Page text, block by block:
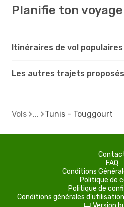
Planifie ton voyage
Itinéraires de vol populaires
Les autres trajets proposés
Vols Tunis - Touggourt
FAQ
Conditions
Politique de
Politique de
Conditions générales
Version